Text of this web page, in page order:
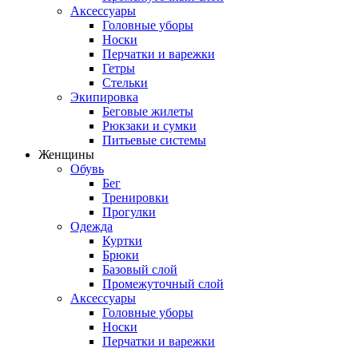
Аксессуары
Головные уборы
Носки
Перчатки и варежки
Гетры
Стельки
Экипировка
Беговые жилеты
Рюкзаки и сумки
Питьевые системы
Женщины
Обувь
Бег
Тренировки
Прогулки
Одежда
Куртки
Брюки
Базовый слой
Промежуточный слой
Аксессуары
Головные уборы
Носки
Перчатки и варежки